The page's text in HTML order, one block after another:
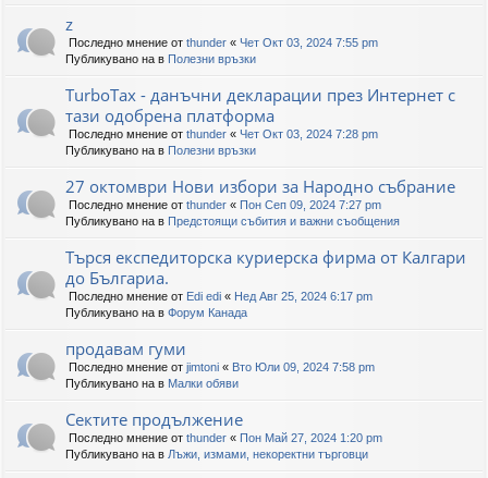
z
Последно мнение от thunder « Чет Окт 03, 2024 7:55 pm
Публикувано на в Полезни връзки
TurboTax - данъчни декларации през Интернет с
тази одобрена платформа
Последно мнение от thunder « Чет Окт 03, 2024 7:28 pm
Публикувано на в Полезни връзки
27 октомври Нови избори за Народно събрание
Последно мнение от thunder « Пон Сеп 09, 2024 7:27 pm
Публикувано на в Предстоящи събития и важни съобщения
Търся експедиторска куриерска фирма от Калгари
до Българиа.
Последно мнение от Edi edi « Нед Авг 25, 2024 6:17 pm
Публикувано на в Форум Канада
продавам гуми
Последно мнение от jimtoni « Вто Юли 09, 2024 7:58 pm
Публикувано на в Малки обяви
Сектите продължение
Последно мнение от thunder « Пон Май 27, 2024 1:20 pm
Публикувано на в Лъжи, измами, некоректни търговци